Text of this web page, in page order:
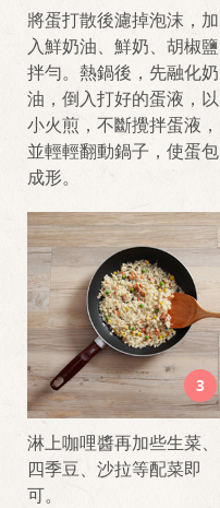
將蛋打散後濾掉泡沫，加
入鮮奶油、鮮奶、胡椒鹽
拌勻。熱鍋後，先融化奶
油，倒入打好的蛋液，以
小火煎，不斷攪拌蛋液，
並輕輕翻動鍋子，使蛋包
成形。
3
淋上咖哩醬再加些生菜、
四季豆、沙拉等配菜即
可。